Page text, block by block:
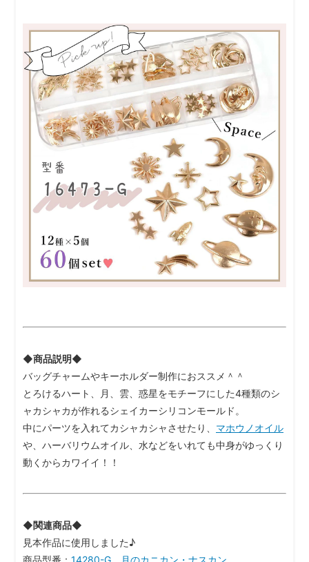
◆商品説明◆
バッグチャームやキーホルダー制作におススメ＾＾
とろけるハート、月、雲、惑星をモチーフにした4種類のシ
ャカシャカが作れるシェイカーシリコンモールド。
中にパーツを入れてカシャカシャさせたり、 マホウノオイル
や、ハーバリウムオイル、水などをいれても中身がゆっくり
動くからカワイイ！！
◆関連商品◆
見本作品に使用しました♪
商品型番： 14280-G 月のカニカン・ナスカン